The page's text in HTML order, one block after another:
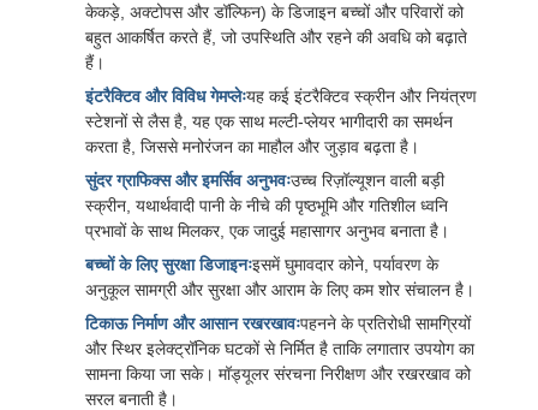
केकड़े, अक्टोपस और डॉल्फिन) के डिजाइन बच्चों और परिवारों को
बहुत आकर्षित करते हैं, जो उपस्थिति और रहने की अवधि को बढ़ाते
हैं।
इंटरैक्टिव और विविध गेमप्लेःयह कई इंटरैक्टिव स्क्रीन और नियंत्रण
स्टेशनों से लैस है, यह एक साथ मल्टी-प्लेयर भागीदारी का समर्थन
करता है, जिससे मनोरंजन का माहौल और जुड़ाव बढ़ता है।
सुंदर ग्राफिक्स और इमर्सिव अनुभवःउच्च रिज़ॉल्यूशन वाली बड़ी
स्क्रीन, यथार्थवादी पानी के नीचे की पृष्ठभूमि और गतिशील ध्वनि
प्रभावों के साथ मिलकर, एक जादुई महासागर अनुभव बनाता है।
बच्चों के लिए सुरक्षा डिजाइनःइसमें घुमावदार कोने, पर्यावरण के
अनुकूल सामग्री और सुरक्षा और आराम के लिए कम शोर संचालन है।
टिकाऊ निर्माण और आसान रखरखावःपहनने के प्रतिरोधी सामग्रियों
और स्थिर इलेक्ट्रॉनिक घटकों से निर्मित है ताकि लगातार उपयोग का
सामना किया जा सके। मॉड्यूलर संरचना निरीक्षण और रखरखाव को
सरल बनाती है।